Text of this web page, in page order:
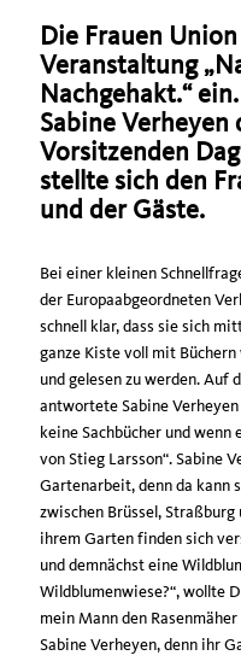
Die Frauen
Veranstaltung
Nachgehakt.“
Sabine Verheyen
Vorsitzenden
stellte sich den
und der Gäste.
Bei einer kleinen
der Europaabgeordneten
schnell klar, dass sie sich
ganze Kiste voll mit
und gelesen zu werden. Auf
antwortete Sabine
keine Sachbücher und
von Stieg Larsson“. Sabine
Gartenarbeit, denn da kann
zwischen Brüssel,
ihrem Garten finden sich
und demnächst eine
Wildblumenwiese?“, wollte
mein Mann den
Sabine Verheyen, denn ihr